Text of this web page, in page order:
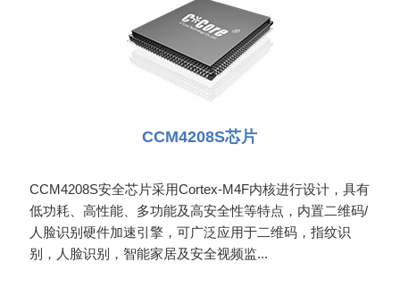
CCM4208S芯片
CCM4208S安全芯片采用Cortex-M4F内核进行设计，具有
低功耗、高性能、多功能及高安全性等特点，内置二维码/
人脸识别硬件加速引擎，可广泛应用于二维码，指纹识
别，人脸识别，智能家居及安全视频监...